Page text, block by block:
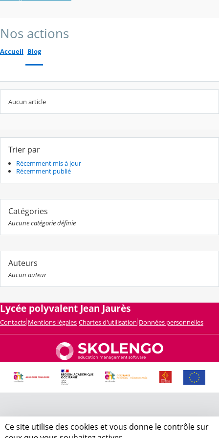
Nos actions
Accueil Blog
Aucun article
Trier par
Récemment mis à jour
Récemment publié
Catégories
Aucune catégorie définie
Auteurs
Aucun auteur
Lycée polyvalent Jean Jaurès
Contacts Mentions légales Chartes d'utilisation Données personnelles
Ce site utilise des cookies et vous donne le contrôle sur